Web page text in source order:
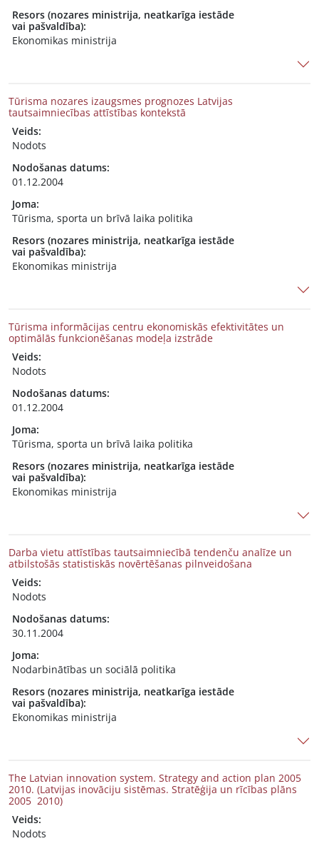
Resors (nozares ministrija, neatkarīga iestāde
vai pašvaldība):
Ekonomikas ministrija
Tūrisma nozares izaugsmes prognozes Latvijas
tautsaimniecības attīstības kontekstā
Veids:
Nodots
Nodošanas datums:
01.12.2004
Joma:
Tūrisma, sporta un brīvā laika politika
Resors (nozares ministrija, neatkarīga iestāde
vai pašvaldība):
Ekonomikas ministrija
Tūrisma informācijas centru ekonomiskās efektivitātes un
optimālās funkcionēšanas modeļa izstrāde
Veids:
Nodots
Nodošanas datums:
01.12.2004
Joma:
Tūrisma, sporta un brīvā laika politika
Resors (nozares ministrija, neatkarīga iestāde
vai pašvaldība):
Ekonomikas ministrija
Darba vietu attīstības tautsaimniecībā tendenču analīze un
atbilstošās statistiskās novērtēšanas pilnveidošana
Veids:
Nodots
Nodošanas datums:
30.11.2004
Joma:
Nodarbinātības un sociālā politika
Resors (nozares ministrija, neatkarīga iestāde
vai pašvaldība):
Ekonomikas ministrija
The Latvian innovation system. Strategy and action plan 2005 
2010. (Latvijas inovāciju sistēmas. Stratēģija un rīcības plāns
2005  2010)
Veids:
Nodots